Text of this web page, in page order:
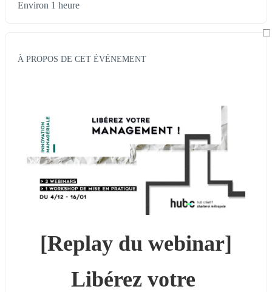
Environ 1 heure
À PROPOS DE CET ÉVÉNEMENT
[Replay du webinar]
Libérez votre